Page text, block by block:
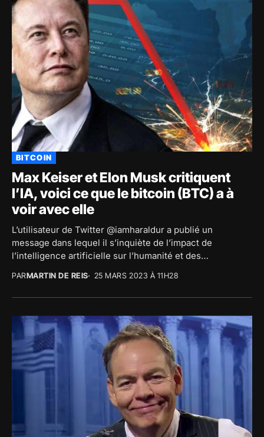
BITCOIN
Max Keiser et Elon Musk critiquent
l’IA, voici ce que le bitcoin (BTC) a à
voir avec elle
L’utilisateur de Twitter @iamharaldur a publié un
message dans lequel il s’inquiète de l’impact de
l’intelligence artificielle sur l’humanité et des
PARMARTIN DE REIS 25 MARS 2023 À 11H28